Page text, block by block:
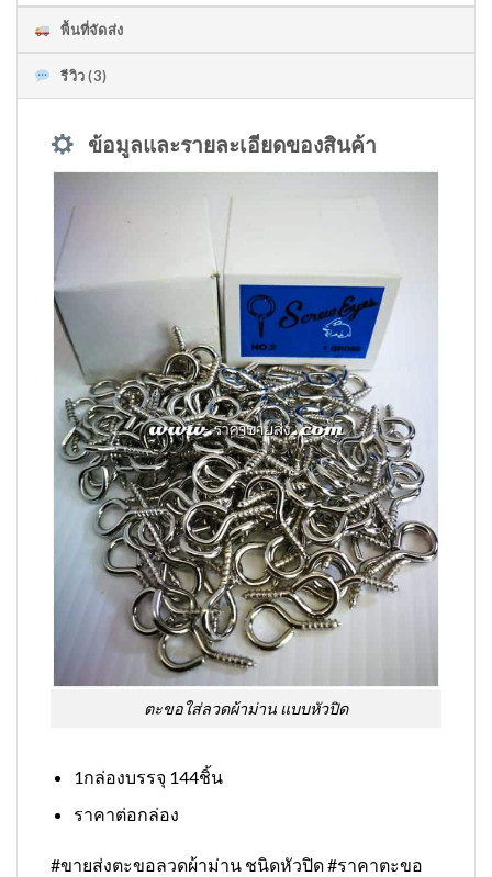
พื้นที่จัดส่ง
รีวิว (3)
ข้อมูลและรายละเอียดของสินค้า
ตะขอใส่ลวดผ้าม่าน แบบหัวปิด
1กล่องบรรจุ 144ชิ้น
ราคาต่อกล่อง
#ขายส่งตะขอลวดผ้าม่าน ชนิดหัวปิด #ราคาตะขอ